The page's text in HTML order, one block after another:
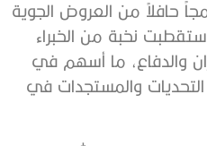
حافلاً من العروض الجوية
نخبة من الخبراء
والدفاع، ما أسهم في
التحديات والمستجدات في